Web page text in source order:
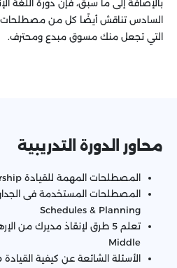
بالإضافة إلى ما سبق، فإن دورة اللغة
السادس تناقش أيضًا كل من مصطلحات
التي تجعل منك مسوق مبدع ومحترف.
محاور الدورة التدريبية
المصطلحات المهمة للقيادة Idioms for Leadership
Schedules & Planning
Middle
الأسئلة الشائعة عن كيفية القيادة Questions on Leadership